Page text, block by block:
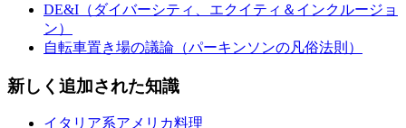
DE&I（ダイバーシティ、エクイティ＆インクルージョ
ン）
自転車置き場の議論（パーキンソンの凡俗法則）
新しく追加された知識
イタリア系アメリカ料理